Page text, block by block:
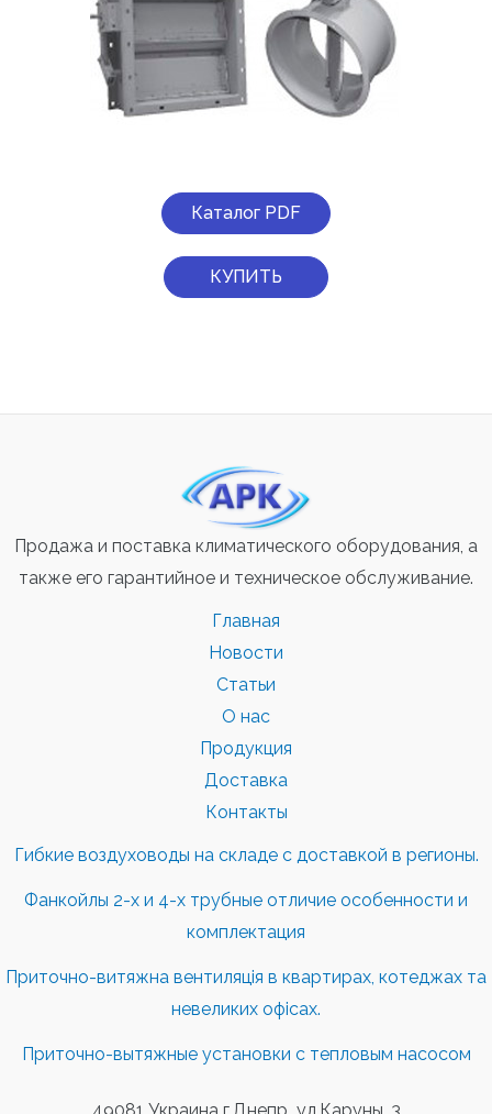
Каталог PDF
КУПИТЬ
Продажа и поставка климатического оборудования, а
также его гарантийное и техническое обслуживание.
Главная
Новости
Статьи
О нас
Продукция
Доставка
Контакты
Гибкие воздуховоды на складе с доставкой в регионы.
Фанкойлы 2-х и 4-х трубные отличие особенности и
комплектация
Приточно-витяжна вентиляція в квартирах, котеджах та
невеликих офісах.
Приточно-вытяжные установки с тепловым насосом